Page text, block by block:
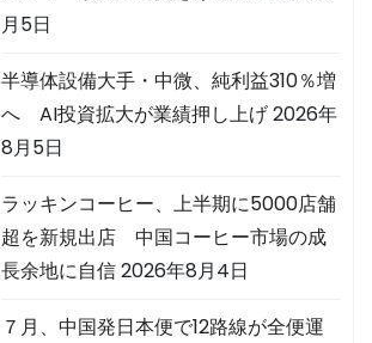
月5日
半導体設備大手・中微、純利益310％増
へ AI投資拡大が業績押し上げ2026年
8月5日
ラッキンコーヒー、上半期に5000店舗
超を新規出店 中国コーヒー市場の成
長余地に自信2026年8月4日
７月、中国発日本便で12路線が全便運